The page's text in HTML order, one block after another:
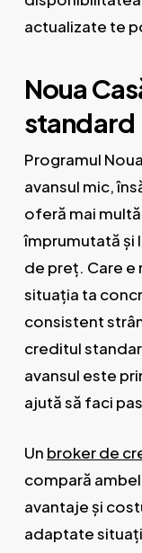
actualizate te
Noua
standard
Programul
avansul mic,
oferă mai
împrumutată și
de preț. Care e
situația ta
consistent
creditul
avansul este
ajută să faci
Un broker de
compară
avantaje și
adaptate